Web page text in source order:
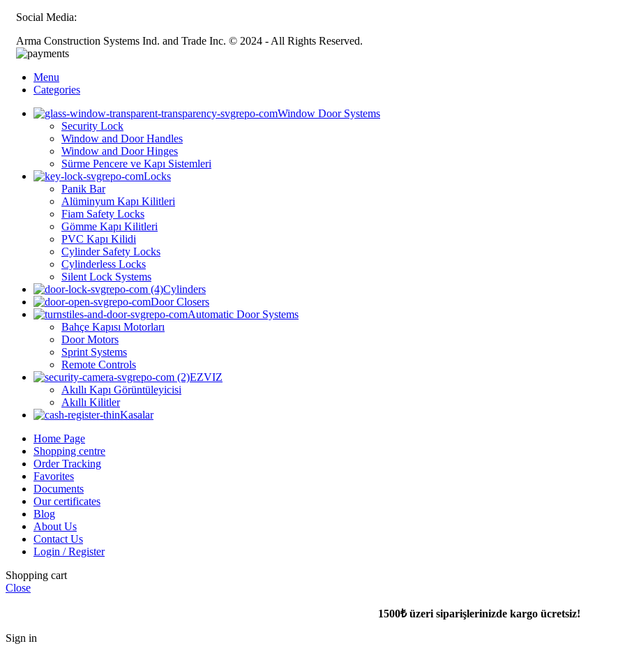
Social Media:
Arma Construction Systems Ind. and Trade Inc. © 2024 - All Rights Reserved.
Menu
Categories
Window Door Systems
Security Lock
Window and Door Handles
Window and Door Hinges
Sürme Pencere ve Kapı Sistemleri
Locks
Panik Bar
Alüminyum Kapı Kilitleri
⁠⁠Fiam Safety Locks
Gömme Kapı Kilitleri
PVC Kapı Kilidi
Cylinder Safety Locks
Cylinderless Locks
Silent Lock Systems
Cylinders
Door Closers
Automatic Door Systems
Bahçe Kapısı Motorları
Door Motors
Sprint Systems
Remote Controls
EZVIZ
Akıllı Kapı Görüntüleyicisi
Akıllı Kilitler
Kasalar
Home Page
Shopping centre
Order Tracking
Favorites
Documents
Our certificates
Blog
About Us
Contact Us
Login / Register
Shopping cart
Close
1500₺ üzeri siparişlerinizde kargo ücretsiz!
Sign in